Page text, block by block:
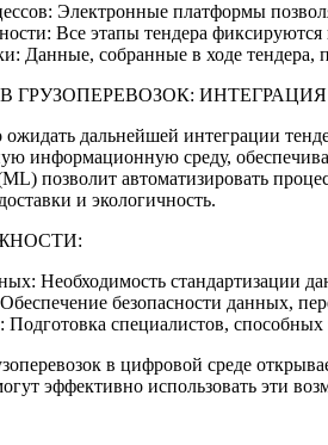
Электронные платформы
Все этапы тендера фиксируются
Данные, собранные в ходе тендера,
ГРУЗОПЕРЕВОЗОК:
дальнейшей интеграции
информационную среду,
позволит автоматизировать
и экологичность.
Необходимость стандартизации
безопасности данных,
Подготовка специалистов,
в цифровой среде
эффективно использовать эти